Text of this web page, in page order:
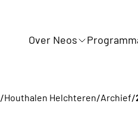
Over Neos
/Houthalen Helchteren/Archief/